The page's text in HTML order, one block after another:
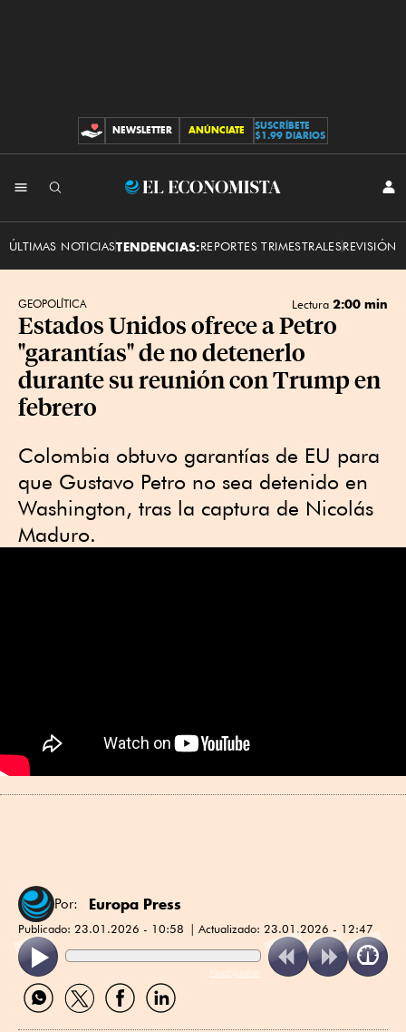
CONTRIBUCIONES
NEWSLETTER ANÚNCIATE
SUSCRÍBETE
$1.99 DIARIOS
El
ÚLTIMAS NOTICIASTENDENCIAS:REPORTES TRIMESTRALESREVISIÓN
GEOPOLÍTICA Lectura 2:00 min
Estados Unidos ofrece a Petro
"garantías" de no detenerlo
durante su reunión con Trump en
febrero
Colombia obtuvo garantías de EU para
que Gustavo Petro no sea detenido en
Washington, tras la captura de Nicolás
Maduro.
Por: Europa Press
Publicado: 23.01.2026 - 10:58 Actualizado: 23.01.2026 - 12:47
ReadSpeaker
Compartir
por
Compartir
por
Compartir
por
Compartir
por